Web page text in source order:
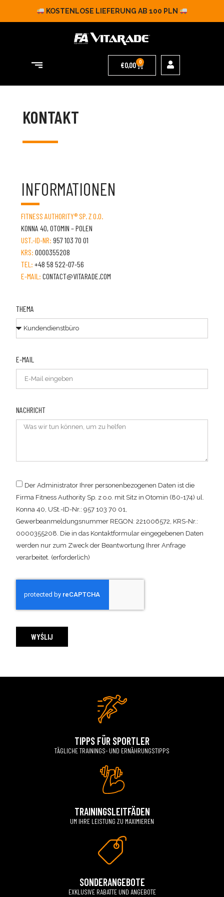
KOSTENLOSE LIEFERUNG AB 100 PLN
€0,00 0
KONTAKT
INFORMATIONEN
FITNESS AUTHORITY® SP. Z O.O.
KONNA 40, OTOMIN – POLEN
UST.-ID-NR: 957 103 70 01
KRS: 0000355208
TEL: +48 58 522-07-56
E-MAIL:CONTACT@VITARADE.COM
THEMA
E-MAIL
NACHRICHT
Der Administrator Ihrer personenbezogenen Daten ist die
Firma Fitness Authority Sp. z o.o. mit Sitz in Otomin (80-174) ul.
Konna 40, USt.-ID-Nr.: 957 103 70 01,
Gewerbeanmeldungsnummer REGON: 221006572, KRS-Nr.:
0000355208. Die in das Kontaktformular eingegebenen Daten
werden nur zum Zweck der Beantwortung Ihrer Anfrage
verarbeitet. (erforderlich)
WYŚLIJ
TIPPS FÜR SPORTLER
TÄGLICHE TRAININGS- UND ERNÄHRUNGSTIPPS
TRAININGSLEITFÄDEN
UM IHRE LEISTUNG ZU MAXIMIEREN
SONDERANGEBOTE
EXKLUSIVE RABATTE UND ANGEBOTE